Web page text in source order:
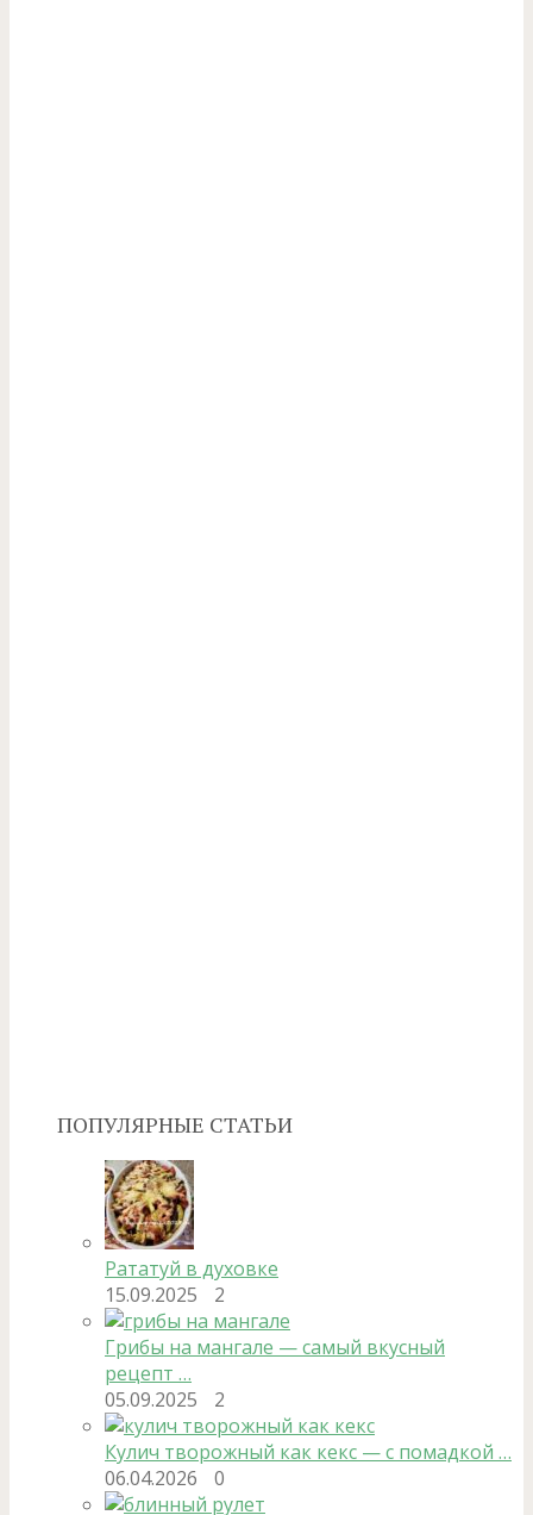
ПОПУЛЯРНЫЕ СТАТЬИ
Рататуй в духовке
15.09.2025
2
Грибы на мангале — самый вкусный
рецепт …
05.09.2025
2
Кулич творожный как кекс — с помадкой …
06.04.2026
0